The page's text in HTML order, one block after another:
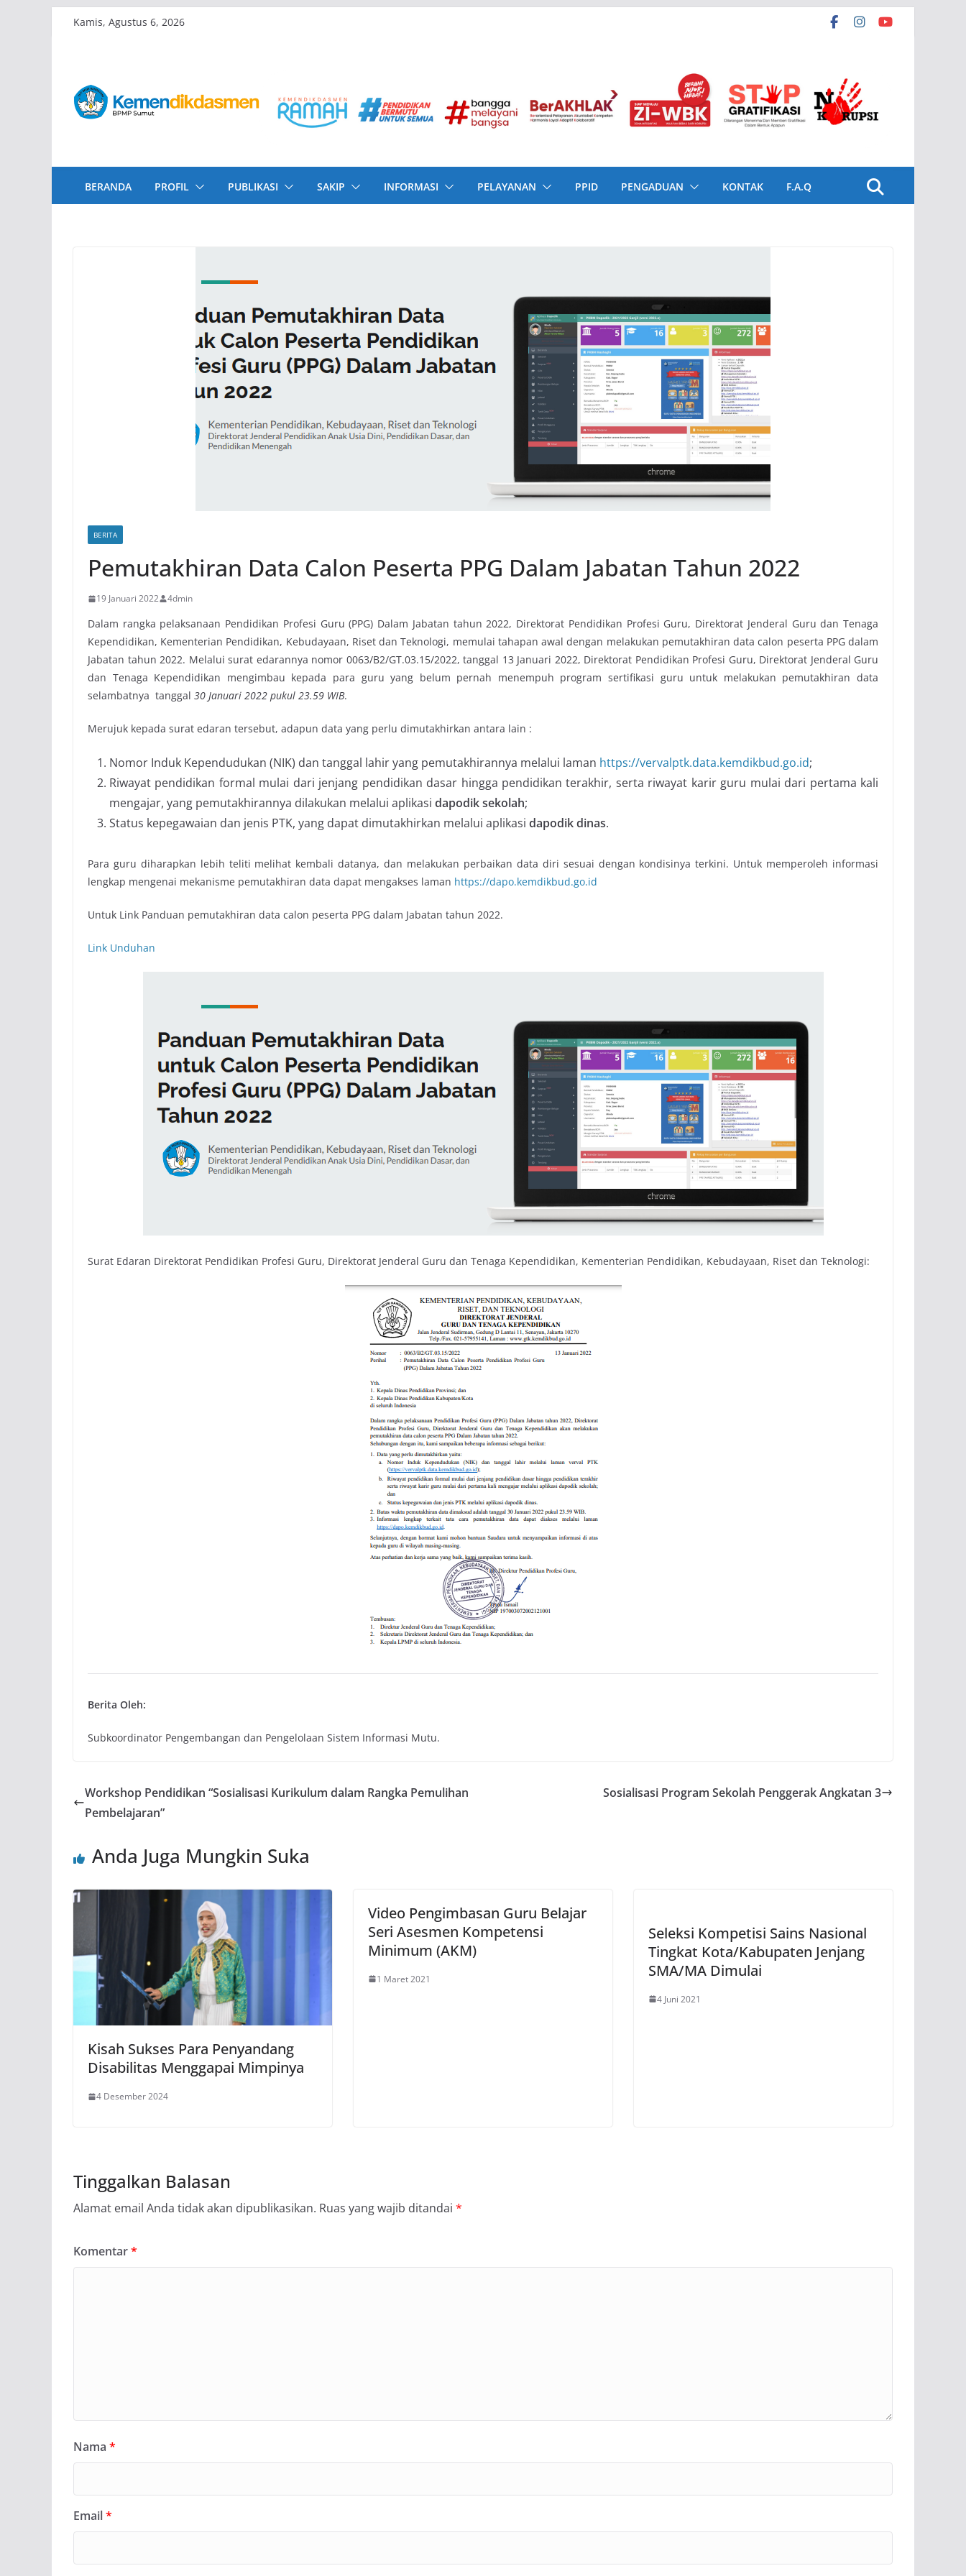
Kamis, Agustus 6, 2026
BERANDA PROFIL PUBLIKASI SAKIP INFORMASI PELAYANAN PPID PENGADUAN KONTAK F.A.Q
BERITA
Pemutakhiran Data Calon Peserta PPG Dalam Jabatan Tahun 2022
19 Januari 2022 4dmin
Dalam rangka pelaksanaan Pendidikan Profesi Guru (PPG) Dalam Jabatan tahun 2022, Direktorat Pendidikan Profesi Guru, Direktorat Jenderal Guru dan Tenaga
Kependidikan, Kementerian Pendidikan, Kebudayaan, Riset dan Teknologi, memulai tahapan awal dengan melakukan pemutakhiran data calon peserta PPG dalam
Jabatan tahun 2022. Melalui surat edarannya nomor 0063/B2/GT.03.15/2022, tanggal 13 Januari 2022, Direktorat Pendidikan Profesi Guru, Direktorat Jenderal Guru
dan Tenaga Kependidikan mengimbau kepada para guru yang belum pernah menempuh program sertifikasi guru untuk melakukan pemutakhiran data
selambatnya tanggal 30 Januari 2022 pukul 23.59 WIB.
Merujuk kepada surat edaran tersebut, adapun data yang perlu dimutakhirkan antara lain :
Nomor Induk Kependudukan (NIK) dan tanggal lahir yang pemutakhirannya melalui laman https://vervalptk.data.kemdikbud.go.id;
Riwayat pendidikan formal mulai dari jenjang pendidikan dasar hingga pendidikan terakhir, serta riwayat karir guru mulai dari pertama kali
mengajar, yang pemutakhirannya dilakukan melalui aplikasi dapodik sekolah;
Status kepegawaian dan jenis PTK, yang dapat dimutakhirkan melalui aplikasi dapodik dinas.
Para guru diharapkan lebih teliti melihat kembali datanya, dan melakukan perbaikan data diri sesuai dengan kondisinya terkini. Untuk memperoleh informasi
lengkap mengenai mekanisme pemutakhiran data dapat mengakses laman https://dapo.kemdikbud.go.id
Untuk Link Panduan pemutakhiran data calon peserta PPG dalam Jabatan tahun 2022.
Link Unduhan
Surat Edaran Direktorat Pendidikan Profesi Guru, Direktorat Jenderal Guru dan Tenaga Kependidikan, Kementerian Pendidikan, Kebudayaan, Riset dan Teknologi:
Berita Oleh:
Subkoordinator Pengembangan dan Pengelolaan Sistem Informasi Mutu.
Workshop Pendidikan “Sosialisasi Kurikulum dalam Rangka Pemulihan
Pembelajaran”
Sosialisasi Program Sekolah Penggerak Angkatan 3
Anda Juga Mungkin Suka
Kisah Sukses Para Penyandang
Disabilitas Menggapai Mimpinya
4 Desember 2024
Video Pengimbasan Guru Belajar
Seri Asesmen Kompetensi
Minimum (AKM)
1 Maret 2021
Seleksi Kompetisi Sains Nasional
Tingkat Kota/Kabupaten Jenjang
SMA/MA Dimulai
4 Juni 2021
Tinggalkan Balasan
Alamat email Anda tidak akan dipublikasikan. Ruas yang wajib ditandai *
Komentar*
Nama *
Email*